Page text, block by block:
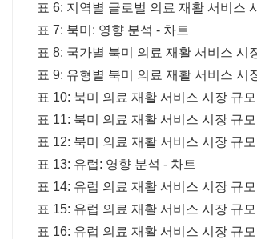
표 6: 지역별 글로벌 의료 재활 서비스
표 7: 북미: 영향 분석 - 차트
표 8: 국가별 북미 의료 재활 서비스 시
표 9: 유형별 북미 의료 재활 서비스 시
표 10: 북미 의료 재활 서비스 시장 규
표 11: 북미 의료 재활 서비스 시장 규
표 12: 북미 의료 재활 서비스 시장 규
표 13: 유럽: 영향 분석 - 차트
표 14: 유럽 의료 재활 서비스 시장 규
표 15: 유럽 의료 재활 서비스 시장 규
표 16: 유럽 의료 재활 서비스 시장 규